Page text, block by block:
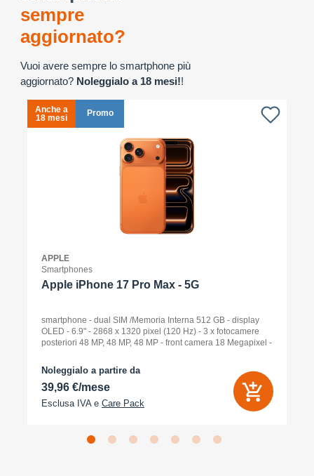
sempre
aggiornato?
Vuoi avere sempre lo smartphone più
aggiornato? Noleggialo a 18 mesi!!
Anche a
18 mesi
Promo
APPLE
Smartphones
Apple iPhone 17 Pro Max - 5G
smartphone - dual SIM /Memoria Interna 512 GB - display
OLED - 6.9" - 2868 x 1320 pixel (120 Hz) - 3 x fotocamere
posteriori 48 MP, 48 MP, 48 MP - front camera 18 Megapixel -
Noleggialo a partire da
39,96 €/mese
Esclusa IVA e Care Pack